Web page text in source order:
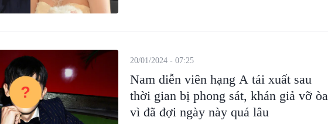
Nam diễn viên hạng A tái xuất sau
thời gian bị phong sát, khán giả vỡ òa
vì đã đợi ngày này quá lâu
20/01/2024 - 07:25